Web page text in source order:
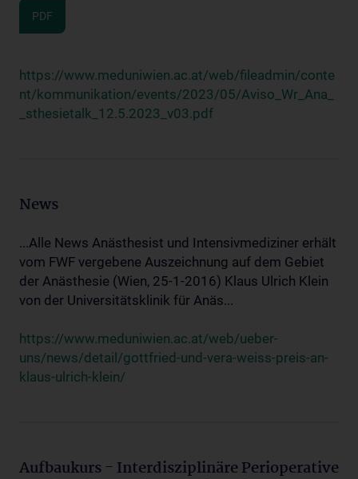
PDF
https://www.meduniwien.ac.at/web/fileadmin/conte
nt/kommunikation/events/2023/05/Aviso_Wr_Ana_
_sthesietalk_12.5.2023_v03.pdf
News
...Alle News Anästhesist und Intensivmediziner erhält
vom FWF vergebene Auszeichnung auf dem Gebiet
der Anästhesie (Wien, 25-1-2016) Klaus Ulrich Klein
von der Universitätsklinik für Anäs...
https://www.meduniwien.ac.at/web/ueber-
uns/news/detail/gottfried-und-vera-weiss-preis-an-
klaus-ulrich-klein/
Aufbaukurs - Interdisziplinäre Perioperative